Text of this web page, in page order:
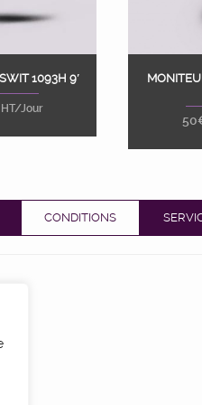
au panier
1093H 9′
HT/Jour
50
CONDITIONS